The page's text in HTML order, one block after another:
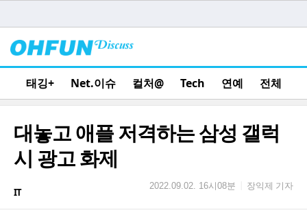
태깅+ Net.이슈 컬처@ Tech 연예 전체
대놓고 애플 저격하는 삼성 갤럭
시 광고 화제
IT
2022.09.02. 16시08분 장익제 기자